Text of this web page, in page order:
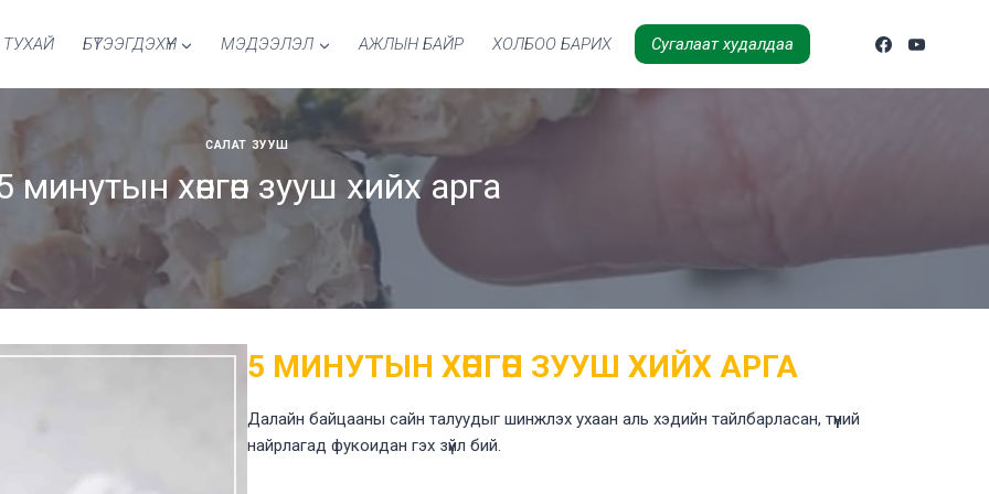
БҮТЭЭГДЭХҮҮН МЭДЭЭЛЭЛ АЖЛЫН БАЙР ХОЛБОО БАРИХ Сугалаат худалдаа
САЛАТ ЗУУШ
минутын хөнгөн зууш хийх арга
5 МИНУТЫН ХӨНГӨН ЗУУШ ХИЙХ АРГА
Далайн байцааны сайн талуудыг шинжлэх ухаан аль хэдийн тайлбарласан, түүний
найрлагад фукоидан гэх зүйл бий.